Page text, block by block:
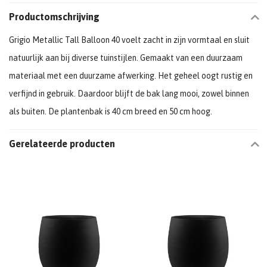
Productomschrijving
Grigio Metallic Tall Balloon 40 voelt zacht in zijn vormtaal en sluit
natuurlijk aan bij diverse tuinstijlen. Gemaakt van een duurzaam
materiaal met een duurzame afwerking. Het geheel oogt rustig en
verfijnd in gebruik. Daardoor blijft de bak lang mooi, zowel binnen
als buiten. De plantenbak is 40 cm breed en 50 cm hoog.
Gerelateerde producten